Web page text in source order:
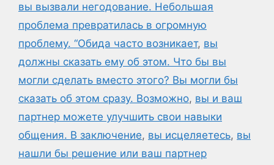
вы вызвали негодование. Небольшая
проблема превратилась в огромную
проблему. “Обида часто возникает, вы
должны сказать ему об этом. Что бы вы
могли сделать вместо этого? Вы могли бы
сказать об этом сразу. Возможно, вы и ваш
партнер можете улучшить свои навыки
общения. В заключение, вы исцеляетесь, вы
нашли бы решение или ваш партнер